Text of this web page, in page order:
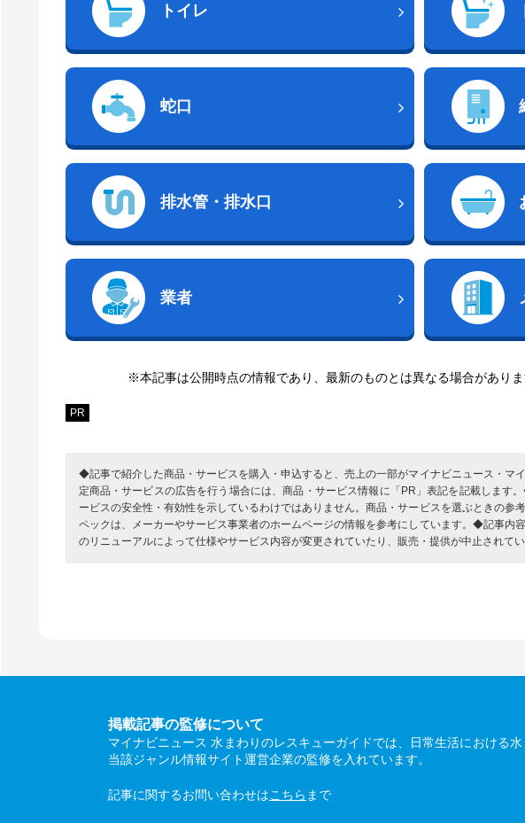
トイレ
蛇口
排水管・排水口
業者
※本記事は公開時点の情報であり、最新のものとは異なる場合がありま
PR
◆記事で紹介した商品・サービスを購入・申込すると、売上の一部がマイナビニュース・マ
定商品・サービスの広告を行う場合には、商品・サービス情報に「PR」表記を記載します
ービスの安全性・有効性を示しているわけではありません。商品・サービスを選ぶときの
ペックは、メーカーやサービス事業者のホームページの情報を参考にしています。◆記事内
のリニューアルによって仕様やサービス内容が変更されていたり、販売・提供が中止されてい
掲載記事の監修について
マイナビニュース 水まわりのレスキューガイドでは、日常生活における
当該ジャンル情報サイト運営企業の監修を入れています。
記事に関するお問い合わせはこちら まで